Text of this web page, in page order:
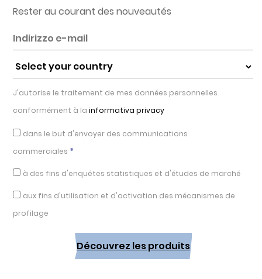
Rester au courant des nouveautés
J'autorise le traitement de mes données personnelles
conformément à la informativa privacy
dans le but d'envoyer des communications
commerciales *
à des fins d'enquêtes statistiques et d'études de marché
aux fins d'utilisation et d'activation des mécanismes de
profilage
Découvrez les produits